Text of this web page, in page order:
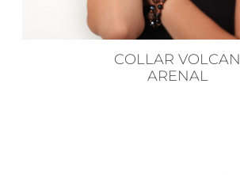
COLLAR VOLCAN
ARENAL